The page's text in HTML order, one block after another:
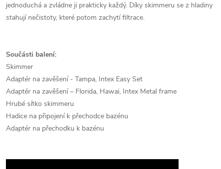
jednoduchá a zvládne ji prakticky každý. Díky skimmeru se z hladiny
stahují nečistoty, které potom zachytí filtrace.
Součásti balení:
Skimmer
Adaptér na zavěšení - Tampa, Intex Easy Set
Adaptér na zavěšení – Florida, Hawai, Intex Metal frame
Hrubé sítko skimmeru
Hadice na připojení k přechodce bazénu
Adaptér na přechodku k bazénu